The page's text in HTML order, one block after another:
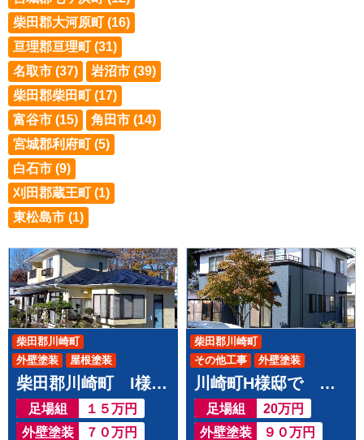
柴田郡大河原町 (16)
亘理郡亘理町 (31)
名取市 (37)
岩沼市 (39)
柴田郡柴田町 (17)
富谷市 (15)
角田市 (14)
宮城郡利府町 (5)
白石市 (9)
刈田郡蔵王町 (1)
東松島市 (1)
柴田郡川崎町 I様邸で 屋根外壁塗装工事させて頂きました
足場組
１５万円
外壁塗装
７０万円
外壁塗装 屋根塗装
柴田郡川崎町
川崎町H様邸で 屋根外壁塗装工事させて頂きました
足場組
20万円
外壁塗装
９０万円
その他工事
外壁塗装
屋根塗装
柴田郡川崎町